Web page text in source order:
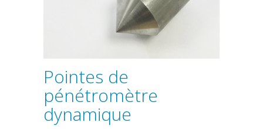
Pointes de
pénétromètre
dynamique